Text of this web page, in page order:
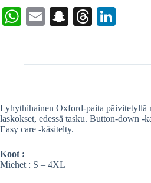
W
A
E
S
ha
T
ds In
Lyhythihainen Oxford-paita päivitetyllä
laskokset, edessä tasku. Button-down -
Easy care -käsitelty.
Koot :
Miehet : S – 4XL